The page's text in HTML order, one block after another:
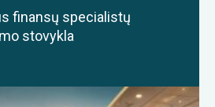
finansų specialistų
stovykla